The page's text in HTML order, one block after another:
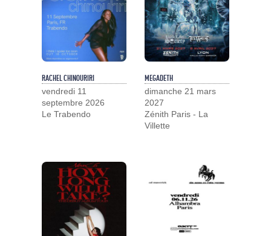
RACHEL CHINOURIRI
vendredi 11
septembre 2026
Le Trabendo
MEGADETH
dimanche 21 mars
2027
Zénith Paris - La
Villette